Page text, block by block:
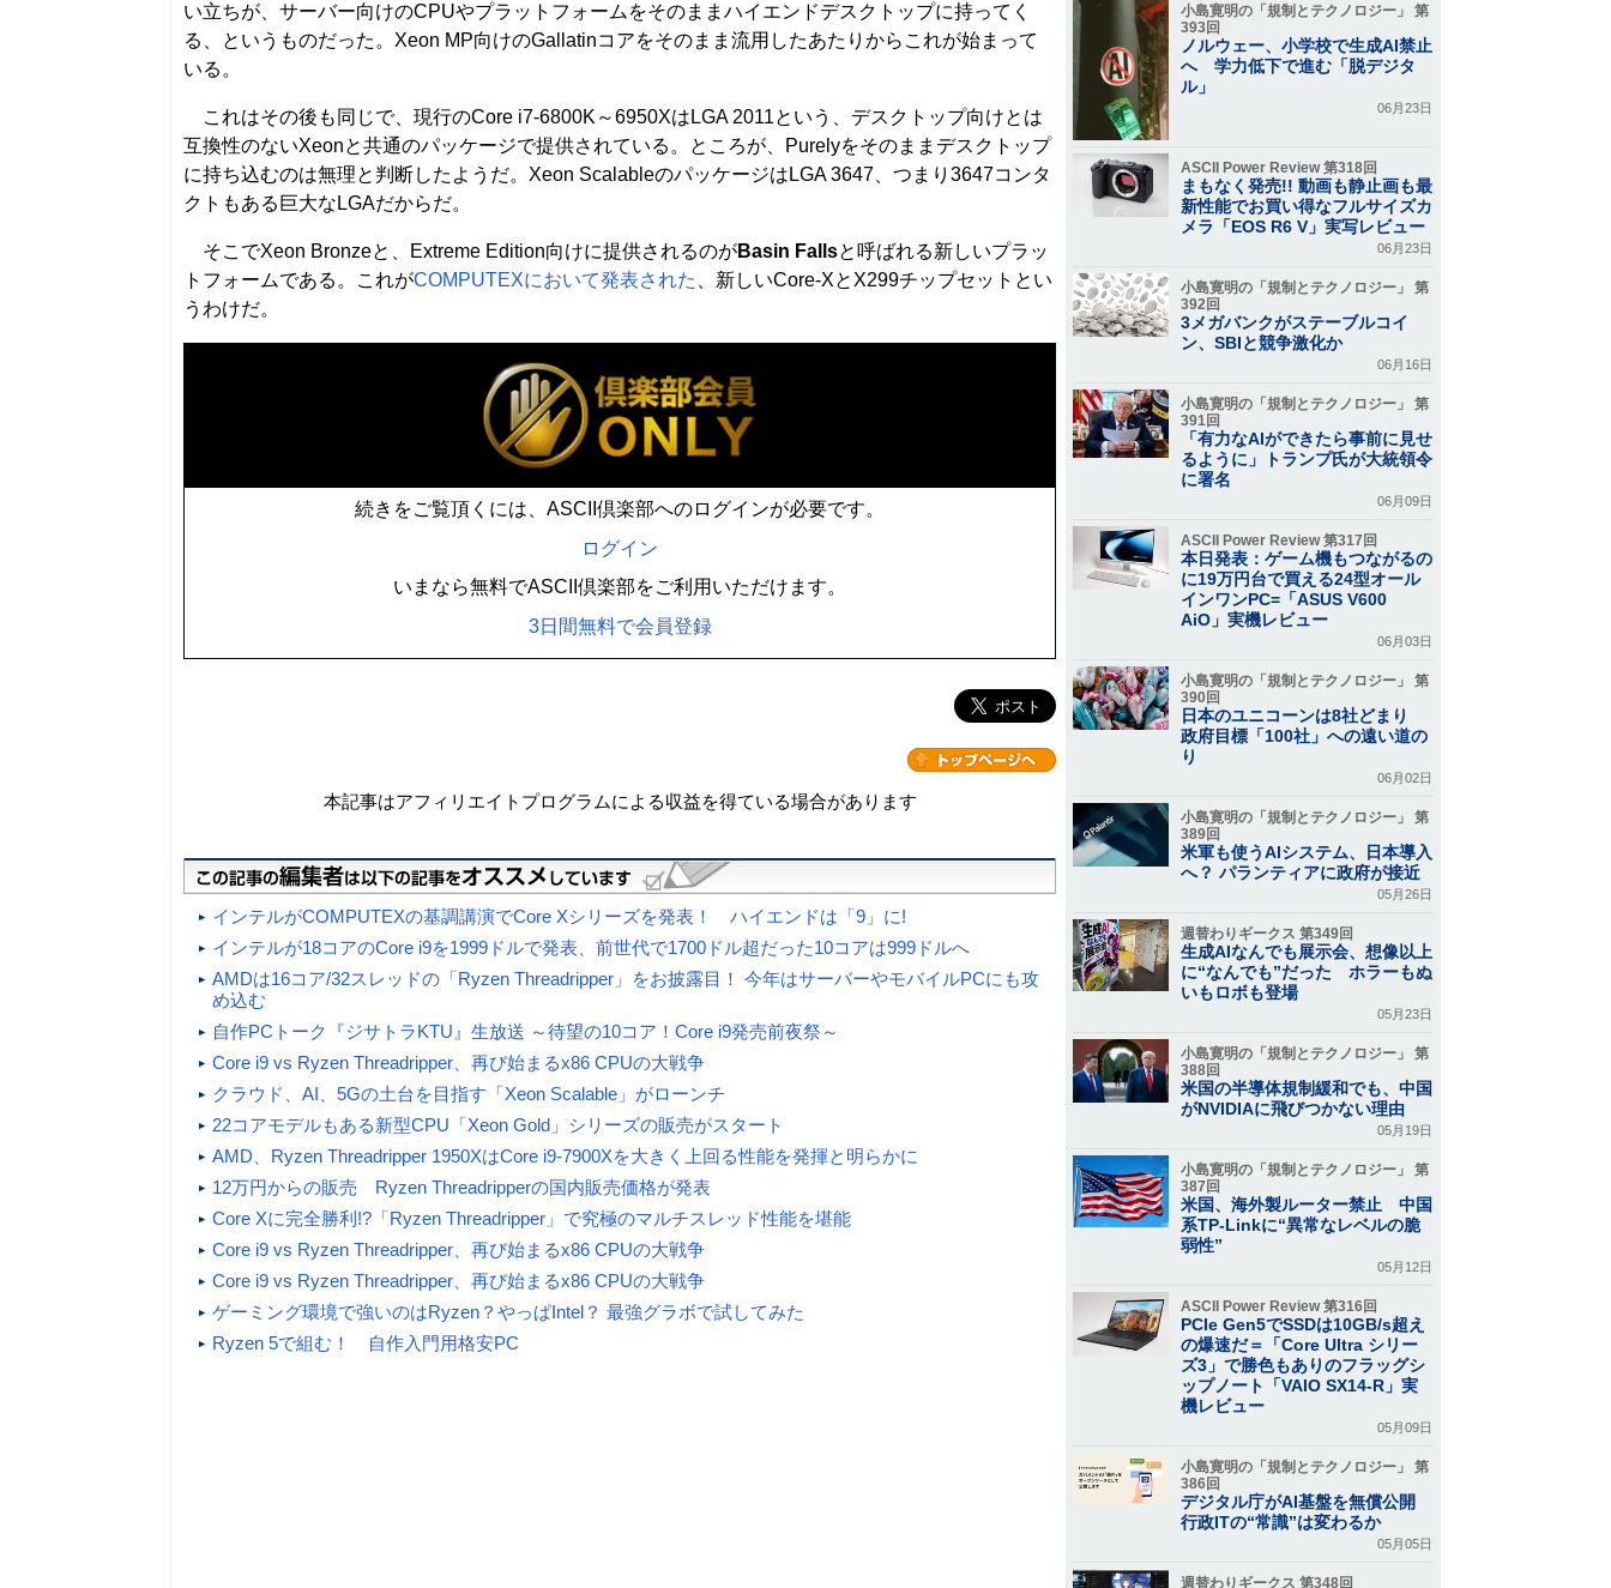
い立ちが、サーバー向けのCPUやプラットフォームをそのままハイエンドデスクトップに持ってく
る、というものだった。Xeon MP向けのGallatinコアをそのまま流用したあたりからこれが始まって
いる。
これはその後も同じで、現行のCore i7-6800K～6950XはLGA 2011という、デスクトップ向けとは
互換性のないXeonと共通のパッケージで提供されている。ところが、Purelyをそのままデスクトップ
に持ち込むのは無理と判断したようだ。Xeon ScalableのパッケージはLGA 3647、つまり3647コンタ
クトもある巨大なLGAだからだ。
そこでXeon Bronzeと、Extreme Edition向けに提供されるのがBasin Fallsと呼ばれる新しいプラッ
トフォームである。これがCOMPUTEXにおいて発表された
、新しいCore-XとX299チップセットとい
うわけだ。
続きをご覧頂くには、ASCII倶楽部へのログインが必要です。
ログイン
いまなら無料でASCII倶楽部をご利用いただけます。
3日間無料で会員登録
本記事はアフィリエイトプログラムによる収益を得ている場合があります
インテルがCOMPUTEXの基調講演でCore Xシリーズを発表！ ハイエンドは「9」に!
インテルが18コアのCore i9を1999ドルで発表、前世代で1700ドル超だった10コアは999ドルへ
AMDは16コア/32スレッドの「Ryzen Threadripper」をお披露目！ 今年はサーバーやモバイルPCにも攻
め込む
自作PCトーク『ジサトラKTU』生放送 ～待望の10コア！Core i9発売前夜祭～
Core i9 vs Ryzen Threadripper、再び始まるx86 CPUの大戦争
クラウド、AI、5Gの土台を目指す「Xeon Scalable」がローンチ
22コアモデルもある新型CPU「Xeon Gold」シリーズの販売がスタート
AMD、Ryzen Threadripper 1950XはCore i9-7900Xを大きく上回る性能を発揮と明らかに
12万円からの販売 Ryzen Threadripperの国内販売価格が発表
Core Xに完全勝利!?「Ryzen Threadripper」で究極のマルチスレッド性能を堪能
Core i9 vs Ryzen Threadripper、再び始まるx86 CPUの大戦争
Core i9 vs Ryzen Threadripper、再び始まるx86 CPUの大戦争
ゲーミング環境で強いのはRyzen？やっぱIntel？ 最強グラボで試してみた
Ryzen 5で組む！ 自作入門用格安PC
小島寛明の「規制とテクノロジー」 第
393回
ノルウェー、小学校で生成AI禁止
へ 学力低下で進む「脱デジタ
ル」
06月23日
ASCII Power Review 第318回
まもなく発売!! 動画も静止画も最
新性能でお買い得なフルサイズカ
メラ「EOS R6 V」実写レビュー
06月23日
小島寛明の「規制とテクノロジー」 第
392回
3メガバンクがステーブルコイ
ン、SBIと競争激化か
06月16日
小島寛明の「規制とテクノロジー」 第
391回
「有力なAIができたら事前に見せ
るように」トランプ氏が大統領令
に署名
06月09日
ASCII Power Review 第317回
本日発表：ゲーム機もつながるの
に19万円台で買える24型オール
インワンPC=「ASUS V600
AiO」実機レビュー
06月03日
小島寛明の「規制とテクノロジー」 第
390回
日本のユニコーンは8社どまり
政府目標「100社」への遠い道の
り
06月02日
小島寛明の「規制とテクノロジー」 第
389回
米軍も使うAIシステム、日本導入
へ？ パランティアに政府が接近
05月26日
週替わりギークス 第349回
生成AIなんでも展示会、想像以上
に“なんでも”だった ホラーもぬ
いもロボも登場
05月23日
小島寛明の「規制とテクノロジー」 第
388回
米国の半導体規制緩和でも、中国
がNVIDIAに飛びつかない理由
05月19日
小島寛明の「規制とテクノロジー」 第
387回
米国、海外製ルーター禁止 中国
系TP-Linkに“異常なレベルの脆
弱性”
05月12日
ASCII Power Review 第316回
PCIe Gen5でSSDは10GB/s超え
の爆速だ＝「Core Ultra シリー
ズ3」で勝色もありのフラッグシ
ップノート「VAIO SX14-R」実
機レビュー
05月09日
小島寛明の「規制とテクノロジー」 第
386回
デジタル庁がAI基盤を無償公開
行政ITの“常識”は変わるか
05月05日
週替わりギークス 第348回